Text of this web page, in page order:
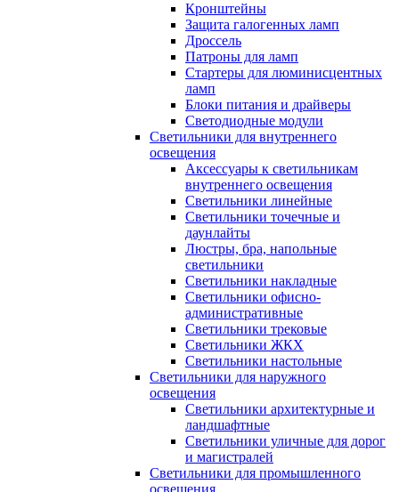
Кронштейны
Защита галогенных ламп
Дроссель
Патроны для ламп
Стартеры для люминисцентных
ламп
Блоки питания и драйверы
Светодиодные модули
Светильники для внутреннего
освещения
Аксессуары к светильникам
внутреннего освещения
Светильники линейные
Светильники точечные и
даунлайты
Люстры, бра, напольные
светильники
Светильники накладные
Светильники офисно-
административные
Светильники трековые
Светильники ЖКХ
Светильники настольные
Светильники для наружного
освещения
Светильники архитектурные и
ландшафтные
Светильники уличные для дорог
и магистралей
Светильники для промышленного
освещения